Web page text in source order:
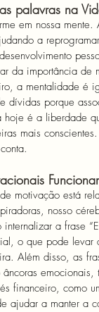
palavras na
em nossa
a
da importância
a mentalidade é
dívidas porque
é a liberdade
mais
motivação está
nosso
internalizar a frase
o que pode
Além disso, as
financeiro, como
ajudar a manter a